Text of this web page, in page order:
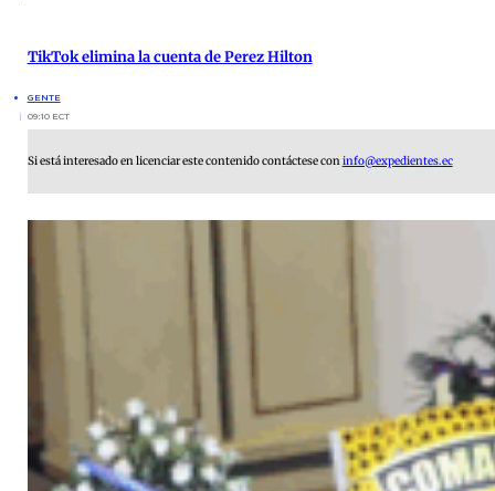
TikTok elimina la cuenta de Perez Hilton
GENTE
09:10 ECT
Si está interesado en licenciar este contenido contáctese coninfo@expedientes.ec